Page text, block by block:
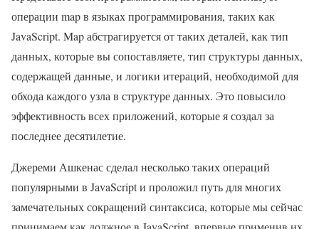
операции map в языках программирования, таких как
JavaScript. Map абстрагируется от таких деталей, как тип
данных, которые вы сопоставляете, тип структуры данных,
содержащей данные, и логики итераций, необходимой для
обхода каждого узла в структуре данных. Это повысило
эффективность всех приложений, которые я создал за
последнее десятилетие.
Джереми Ашкенас сделал несколько таких операций
популярными в JavaScript и проложил путь для многих
замечательных сокращений синтаксиса, которые мы сейчас